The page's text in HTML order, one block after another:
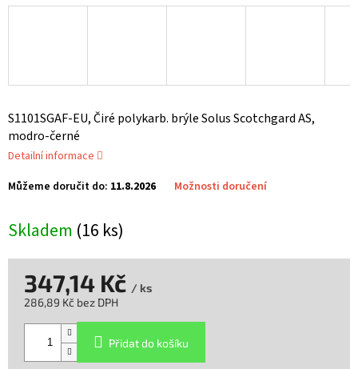
Skladem (16 ks)
Můžeme doručit do: 11.8.2026 Možnosti doručení
S1101SGAF-EU, Čiré polykarb. brýle Solus Scotchgard AS,
modro-černé
Detailní informace
347,14 Kč / ks
286,89 Kč bez DPH
Přidat do košíku